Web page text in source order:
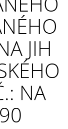
JIH
NA